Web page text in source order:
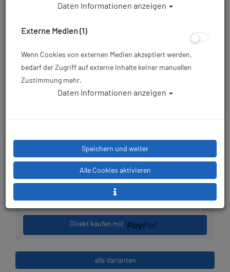
149,00 €*
Herstellerpreis: 149,00 €
Lieferbar in 1-3
Prämienpunkte: 149
Stk.
in den Warenkorb legen
Direkt kaufen mit
alle Varianten
Daten Informationen anzeigen
Externe Medien (1)
Wenn Cookies von externen Medien akzeptiert werden,
bedarf der Zugriff auf externe Inhalte keiner manuellen
Zustimmung mehr.
Daten Informationen anzeigen
Speichern und weiter
Alle Cookies aktivieren